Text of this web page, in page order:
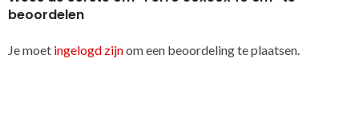
beoordelen
Je moet ingelogd zijnom een beoordeling te plaatsen.